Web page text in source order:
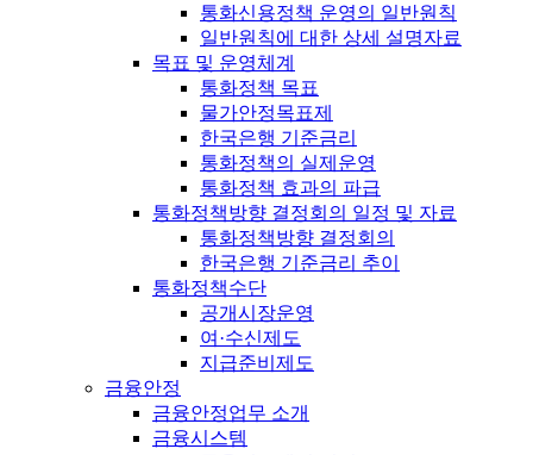
통화신용정책 운영의 일반원칙
일반원칙에 대한 상세 설명자료
목표 및 운영체계
통화정책 목표
물가안정목표제
한국은행 기준금리
통화정책의 실제운영
통화정책 효과의 파급
통화정책방향 결정회의 일정 및 자료
통화정책방향 결정회의
한국은행 기준금리 추이
통화정책수단
공개시장운영
여·수신제도
지급준비제도
금융안정
금융안정업무 소개
금융시스템